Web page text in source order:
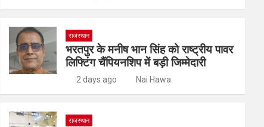
राजस्थान
भरतपुर के मनीष भान सिंह को राष्ट्रीय पावर
लिफ्टिंग चैंपियनशिप में बड़ी जिम्मेदारी
2 days ago Nai Hawa
राजस्थान